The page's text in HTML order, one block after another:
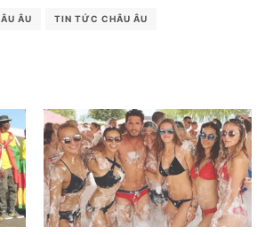
ÂU TIN TỨC CHÂU ÂU